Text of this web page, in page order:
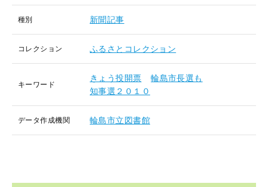
種別 新聞記事
コレクション ふるさとコレクション
キーワード
きょう投開票
輪島市長選も
知事選２０１０
データ作成機関 輪島市立図書館